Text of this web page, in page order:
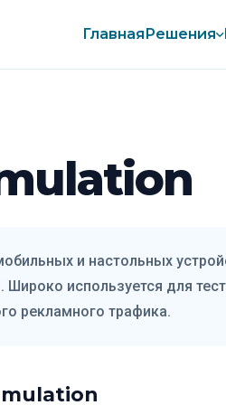
ГлавнаяРешения
и настольных
Широко используется для
рекламного трафика.